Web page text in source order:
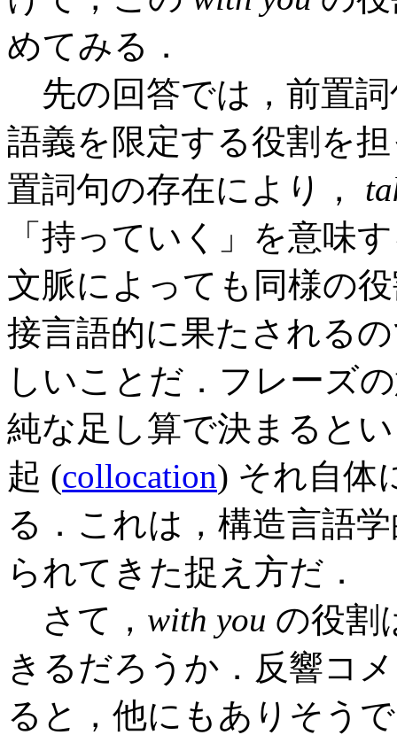
めてみる．
先の回答では，前置
語義を限定する役割を
置詞句の存在により，
「持っていく」を意味
文脈によっても同様の
接言語的に果たされる
しいことだ．フレーズ
純な足し算で決まると
起 (collocation) それ自体
る．これは，構造言語
られてきた捉え方だ．
さて， with you の役割
きるだろうか．反響コ
ると，他にもありそう